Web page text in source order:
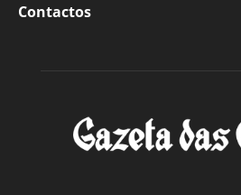
Contactos